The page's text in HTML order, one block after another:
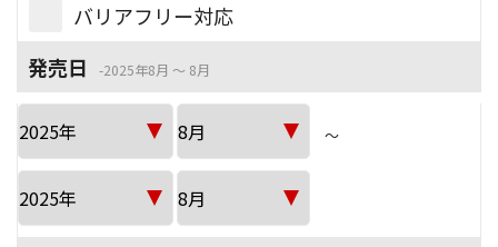
バリアフリー対応
発売日
2025年8月 ～ 8月
～